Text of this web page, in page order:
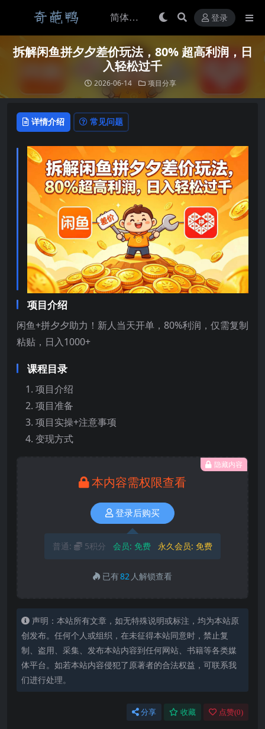
登录
拆解闲鱼拼夕夕差价玩法，80% 超高利润，日
入轻松过千
2026-06-14 项目分享
详情介绍 常见问题
项目介绍
闲鱼+拼夕夕助力！新人当天开单，80%利润，仅需复制
粘贴，日入1000+
课程目录
项目介绍
项目准备
项目实操+注意事项
变现方式
隐藏内容
本内容需权限查看
登录后购买
普通: 5积分 会员: 免费 永久会员: 免费
已有82 人解锁查看
声明：本站所有文章，如无特殊说明或标注，均为本站原
创发布。任何个人或组织，在未征得本站同意时，禁止复
制、盗用、采集、发布本站内容到任何网站、书籍等各类媒
体平台。如若本站内容侵犯了原著者的合法权益，可联系我
们进行处理。
分享 收藏 点赞(0)